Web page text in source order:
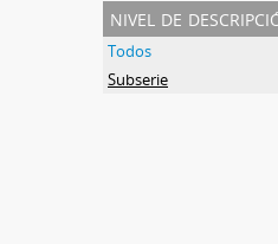
nivel de
Todos
Subserie